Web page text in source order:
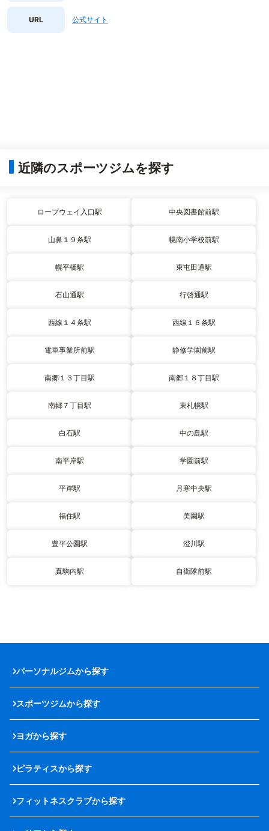
URL 公式サイト
近隣のスポーツジムを探す
ロープウェイ入口駅 中央図書館前駅
山鼻１９条駅 幌南小学校前駅
幌平橋駅 東屯田通駅
石山通駅 行啓通駅
西線１４条駅 西線１６条駅
電車事業所前駅 静修学園前駅
南郷１３丁目駅 南郷１８丁目駅
南郷７丁目駅 東札幌駅
白石駅 中の島駅
南平岸駅 学園前駅
平岸駅 月寒中央駅
福住駅 美園駅
豊平公園駅 澄川駅
真駒内駅 自衛隊前駅
パーソナルジムから探す
スポーツジムから探す
ヨガから探す
ピラティスから探す
フィットネスクラブから探す